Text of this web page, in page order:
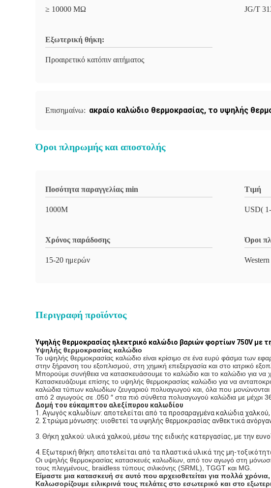
≥ 10000 MΩ JG/T
Εξωτερική θήκη:
Προαιρετικό κατόπιν αιτήματος
Επισημαίνω: ακραίο καλώδιο θερμοκρασίας, το υψηλής
Όροι πληρωμής και αποστολής
Ποσότητα παραγγελίας min
1000M
Τιμή
USD(
Χρόνος παράδοσης
15-20 ημερών
Όροι
Περιγραφή προϊόντος
Υψηλής θερμοκρασίας ηλεκτρικό καλώδιο βαριών φορτίων 750V με
Υψηλής θερμοκρασίας καλώδιο
Το υψηλής θερμοκρασίας καλώδιο είναι κρίσιμο σε ένα ευρύ φάσμα των
στην ξήρανση του εξοπλισμού, στη χημική επεξεργασία και στο ιατρικό
Μπορούμε συνήθεια να κατασκευάσουμε το καλώδιο και το καλώδιο για να
Κατασκευάζουμε επίσης το υψηλής θερμοκρασίας καλώδιο για να
καλώδια τύπων καλωδίων ζευγαριού πολυαγωγού και, όλα που μονώνονται
από 2 αγωγούς σε .050 ″ στα πιό σύνθετα πολυαγωγού καλώδια με μέχρι
Δομή του εύκαμπτου αλεξίπυρου καλωδίου
1. Αγωγός καλωδίων: αποτελείται από τα προσαραγμένα καλώδια χαλκού,
2. Στρώμα μόνωσης: υιοθετεί τα υψηλής θερμοκρασίας ανθεκτικά
3. Θήκη χαλκού: υλικά χαλκού, μέσω της ειδικής κατεργασίας, με την
4. Εξωτερική θήκη: αποτελείται από τα πλαστικά υλικά της μη-
Οι υψηλής θερμοκρασίας κατασκευές καλωδίων, από τον αγωγό στη
τους πλεγμένους, braidless τύπους σιλικόνης (SRML), TGGT και MG.
Είμαστε μια κατασκευή σε αυτό που αρχειοθετείται για πολλά
Καλωσορίζουμε ειλικρινά τους πελάτες στο εσωτερικό και στο